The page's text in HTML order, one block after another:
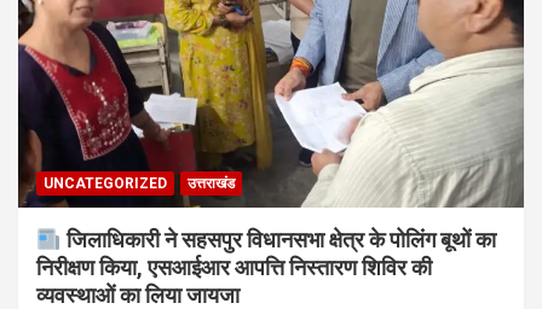
UNCATEGORIZED उत्तराखंड
जिलाधिकारी ने सहसपुर विधानसभा क्षेत्र के पोलिंग बूथों का
निरीक्षण किया, एसआईआर आपत्ति निस्तारण शिविर की
व्यवस्थाओं का लिया जायजा